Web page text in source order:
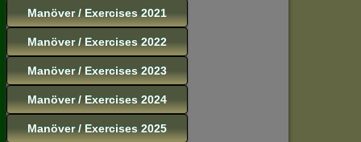
Manöver / Exercises 2021
Manöver / Exercises 2022
Manöver / Exercises 2023
Manöver / Exercises 2024
Manöver / Exercises 2025